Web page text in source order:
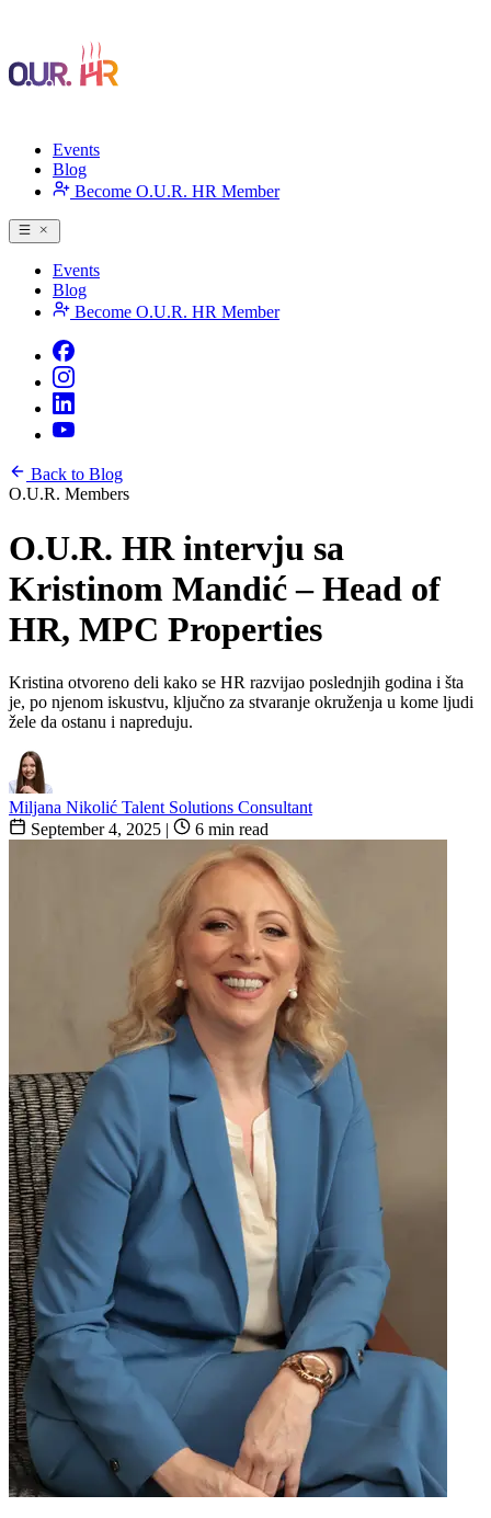
Events
Blog
Become O.U.R. HR Member
Events
Blog
Become O.U.R. HR Member
Back to Blog
O.U.R. Members
O.U.R. HR intervju sa
Kristinom Mandić – Head of
HR, MPC Properties
Kristina otvoreno deli kako se HR razvijao poslednjih godina i šta
je, po njenom iskustvu, ključno za stvaranje okruženja u kome ljudi
žele da ostanu i napreduju.
Miljana Nikolić Talent Solutions Consultant
September 4, 2025 | 6 min read